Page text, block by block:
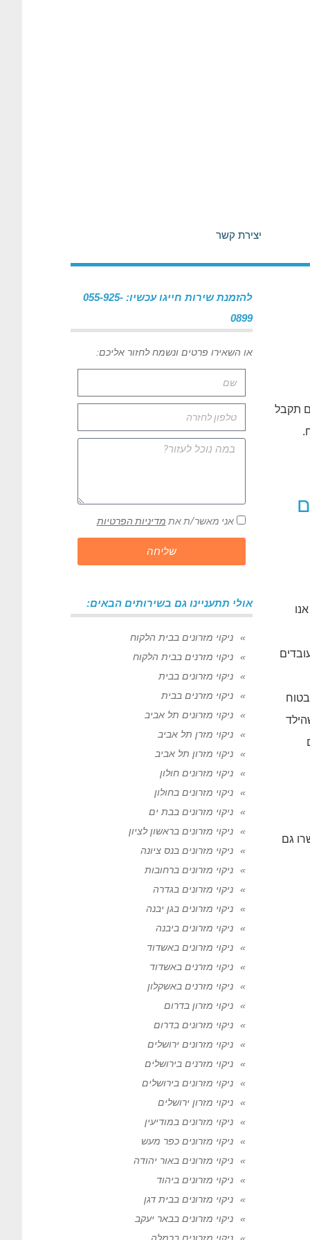
יצירת קשר
תקבל
גם
להזמנת שירות חייגו עכשיו: 055-925-
0899
או השאירו פרטים ונשמח לחזור אליכם:
אני מאשר/ת את מדיניות הפרטיות
שליחה
אולי תתעניינו גם בשירותים הבאים:
ניקוי מזרונים בבית הלקוח
ניקוי מזרנים בבית הלקוח
ניקוי מזרונים בבית
ניקוי מזרנים בבית
ניקוי מזרונים תל אביב
ניקוי מזרן תל אביב
ניקוי מזרון תל אביב
ניקוי מזרונים חולון
ניקוי מזרונים בחולון
ניקוי מזרונים בבת ים
ניקוי מזרונים בראשון לציון
ניקוי מזרונים בנס ציונה
ניקוי מזרונים ברחובות
ניקוי מזרונים בגדרה
ניקוי מזרונים בגן יבנה
ניקוי מזרונים ביבנה
ניקוי מזרונים באשדוד
ניקוי מזרנים באשדוד
ניקוי מזרנים באשקלון
ניקוי מזרון בדרום
ניקוי מזרונים בדרום
ניקוי מזרונים ירושלים
ניקוי מזרנים בירושלים
ניקוי מזרונים בירושלים
ניקוי מזרון ירושלים
ניקוי מזרונים במודיעין
ניקוי מזרונים כפר מעש
ניקוי מזרונים באור יהודה
ניקוי מזרונים ביהוד
ניקוי מזרונים בבית דגן
ניקוי מזרונים בבאר יעקב